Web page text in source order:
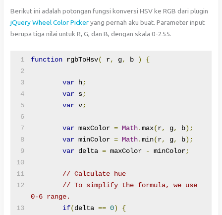
Berikut ini adalah potongan fungsi konversi HSV ke RGB dari plugin
jQuery Wheel Color Pickeryang pernah aku buat. Parameter input
berupa tiga nilai untuk R, G, dan B, dengan skala 0-255.
function rgbToHsv( r, g, b ) {
var h ;
var s ;
var v ;
var maxColor = Math .max( r, g, b);
var minColor = Math .min( r, g, b);
var delta = maxColor - minColor ;
// Calculate hue
// To simplify the formula, we use
0-6 range.
if( delta == 0)
{